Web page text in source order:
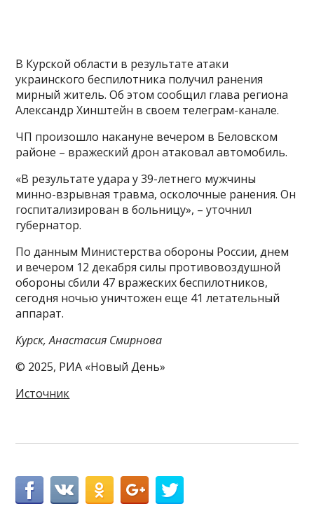
В Курской области в результате атаки
украинского беспилотника получил ранения
мирный житель. Об этом сообщил глава региона
Александр Хинштейн в своем телеграм-канале.
ЧП произошло накануне вечером в Беловском
районе – вражеский дрон атаковал автомобиль.
«В результате удара у 39-летнего мужчины
минно-взрывная травма, осколочные ранения. Он
госпитализирован в больницу», – уточнил
губернатор.
По данным Министерства обороны России, днем
и вечером 12 декабря силы противовоздушной
обороны сбили 47 вражеских беспилотников,
сегодня ночью уничтожен еще 41 летательный
аппарат.
Курск, Анастасия Смирнова
© 2025, РИА «Новый День»
Источник